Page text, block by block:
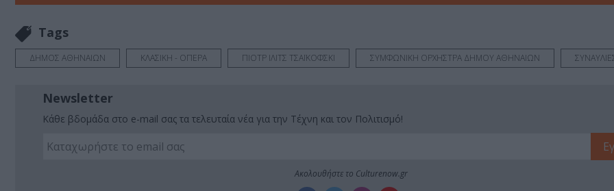
Tags
ΔΗΜΟΣ ΑΘΗΝΑΙΩΝ ΚΛΑΣΙΚΗ - ΟΠΕΡΑ ΠΙΟΤΡ ΙΛΙΤΣ ΤΣΑΪΚΟΦΣΚΙ ΣΥΜΦΩΝΙΚΗ ΟΡΧΗΣΤΡΑ ΔΗΜΟΥ ΑΘΗΝΑΙΩΝ
Newsletter
Κάθε βδομάδα στο e-mail σας τα τελευταία νέα για την Τέχνη και τον Πολιτισμό!
Ακολουθήστε το Culturenow.gr